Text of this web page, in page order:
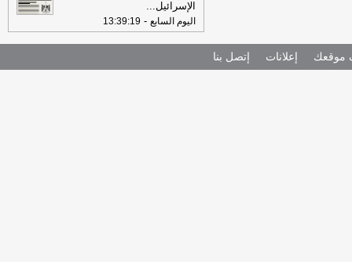
الإسرائيل...
اليوم السابع -
13:39:19
موقعك إعلانات إتصل بنا